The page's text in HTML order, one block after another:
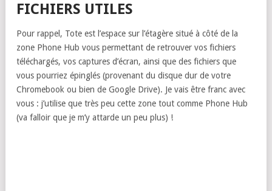
FICHIERS UTILES
Pour rappel, Tote est l’espace sur l’étagère situé à côté de la
zone Phone Hub vous permettant de retrouver vos fichiers
téléchargés, vos captures d’écran, ainsi que des fichiers que
vous pourriez épinglés (provenant du disque dur de votre
Chromebook ou bien de Google Drive). Je vais être franc avec
vous : j’utilise que très peu cette zone tout comme Phone Hub
(va falloir que je m’y attarde un peu plus) !